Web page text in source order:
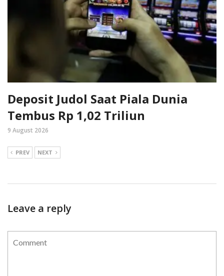
Deposit Judol Saat Piala Dunia
Tembus Rp 1,02 Triliun
9 August 2026
PREV NEXT
Leave a reply